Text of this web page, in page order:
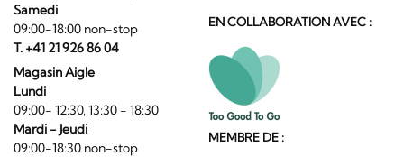
Samedi
09:00-18:00 non-stop
T. +41 21 926 86 04
Magasin Aigle
Lundi
09:00- 12:30, 13:30 - 18:30
Mardi - Jeudi
09:00-18:30 non-stop
EN COLLABORATION AVEC :
MEMBRE DE :